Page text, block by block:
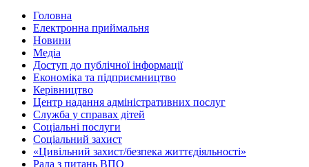
Головна
Електронна приймальня
Новини
Медіа
Доступ до публічної інформації
Економіка та підприємництво
Керівництво
Центр надання адміністративних послуг
Служба у справах дітей
Соціальні послуги
Соціальний захист
«Цивільний захист/безпека життєдіяльності»
Рада з питань ВПО